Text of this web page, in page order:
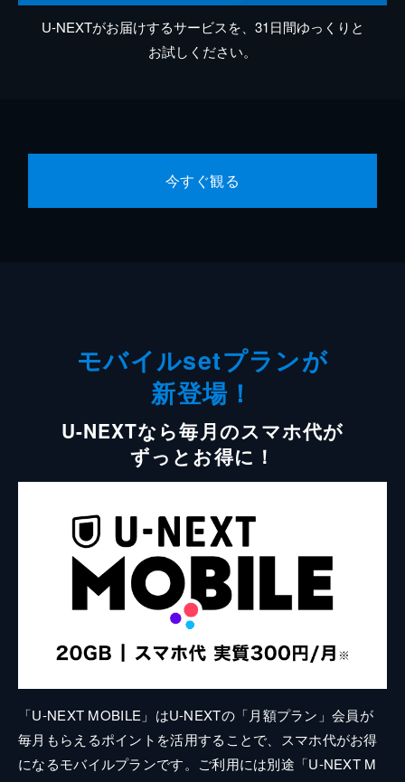
U-NEXTがお届けするサービスを、31日間ゆっくりと
お試しください。
今すぐ観る
モバイルsetプランが
新登場！
U-NEXTなら毎月のスマホ代が
ずっとお得に！
「U-NEXT MOBILE」はU-NEXTの「月額プラン」会員が
毎月もらえるポイントを活用することで、スマホ代がお得
になるモバイルプランです。ご利用には別途「U-NEXT M